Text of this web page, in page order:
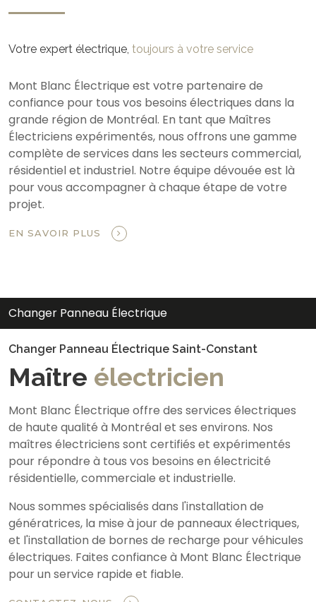
Votre expert électrique, toujours à votre service
Mont Blanc Électrique est votre partenaire de
confiance pour tous vos besoins électriques dans la
grande région de Montréal. En tant que Maîtres
Électriciens expérimentés, nous offrons une gamme
complète de services dans les secteurs commercial,
résidentiel et industriel. Notre équipe dévouée est là
pour vous accompagner à chaque étape de votre
projet.
EN SAVOIR PLUS
Changer Panneau Électrique
Changer Panneau Électrique Saint-Constant
Maître électricien
Mont Blanc Électrique offre des services électriques
de haute qualité à Montréal et ses environs. Nos
maîtres électriciens sont certifiés et expérimentés
pour répondre à tous vos besoins en électricité
résidentielle, commerciale et industrielle.
Nous sommes spécialisés dans l'installation de
génératrices, la mise à jour de panneaux électriques,
et l'installation de bornes de recharge pour véhicules
électriques. Faites confiance à Mont Blanc Électrique
pour un service rapide et fiable.